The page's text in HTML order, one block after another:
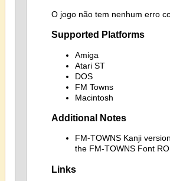
O jogo não tem nenhum erro
Supported Platforms
Amiga
Atari ST
DOS
FM Towns
Macintosh
Additional Notes
FM-TOWNS Kanji
the FM-TOWNS Font
Links